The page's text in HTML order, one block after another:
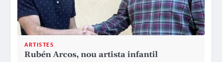
ARTISTES
Rubén Arcos, nou artista infantil